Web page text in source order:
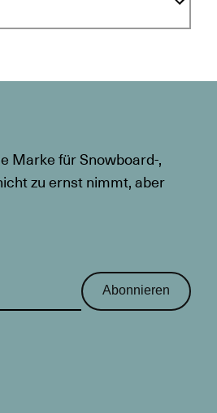
Marke für Snowboard-,
zu ernst nimmt, aber
Abonnieren